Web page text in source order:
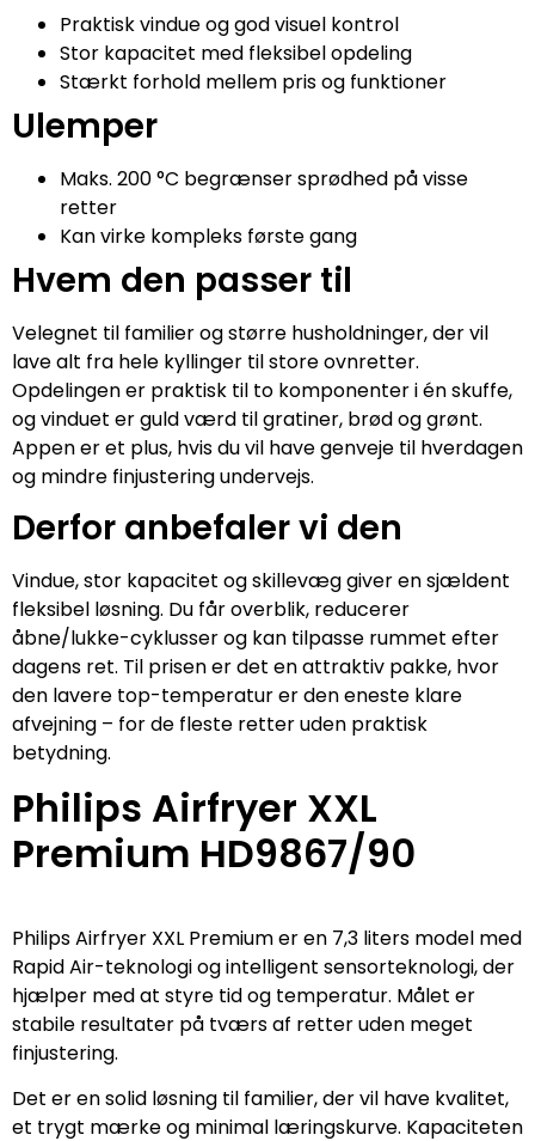
Praktisk vindue og god visuel kontrol
Stor kapacitet med fleksibel opdeling
Stærkt forhold mellem pris og funktioner
Ulemper
Maks. 200 °C begrænser sprødhed på visse
retter
Kan virke kompleks første gang
Hvem den passer til
Velegnet til familier og større husholdninger, der vil
lave alt fra hele kyllinger til store ovnretter.
Opdelingen er praktisk til to komponenter i én skuffe,
og vinduet er guld værd til gratiner, brød og grønt.
Appen er et plus, hvis du vil have genveje til hverdagen
og mindre finjustering undervejs.
Derfor anbefaler vi den
Vindue, stor kapacitet og skillevæg giver en sjældent
fleksibel løsning. Du får overblik, reducerer
åbne/lukke-cyklusser og kan tilpasse rummet efter
dagens ret. Til prisen er det en attraktiv pakke, hvor
den lavere top-temperatur er den eneste klare
afvejning – for de fleste retter uden praktisk
betydning.
Philips Airfryer XXL
Premium HD9867/90
Philips Airfryer XXL Premium er en 7,3 liters model med
Rapid Air-teknologi og intelligent sensorteknologi, der
hjælper med at styre tid og temperatur. Målet er
stabile resultater på tværs af retter uden meget
finjustering.
Det er en solid løsning til familier, der vil have kvalitet,
et trygt mærke og minimal læringskurve. Kapaciteten